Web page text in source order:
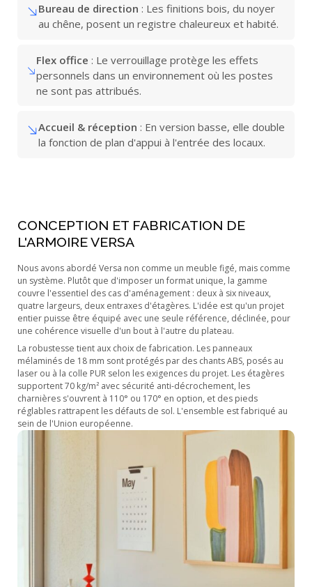
Bureau de direction : Les finitions bois, du noyer
au chêne, posent un registre chaleureux et habité.
Flex office : Le verrouillage protège les effets
personnels dans un environnement où les postes
ne sont pas attribués.
Accueil & réception : En version basse, elle double
la fonction de plan d'appui à l'entrée des locaux.
CONCEPTION ET FABRICATION DE
L'ARMOIRE VERSA
Nous avons abordé Versa non comme un meuble figé, mais comme
un système. Plutôt que d'imposer un format unique, la gamme
couvre l'essentiel des cas d'aménagement : deux à six niveaux,
quatre largeurs, deux entraxes d'étagères. L'idée est qu'un projet
entier puisse être équipé avec une seule référence, déclinée, pour
une cohérence visuelle d'un bout à l'autre du plateau.
La robustesse tient aux choix de fabrication. Les panneaux
mélaminés de 18 mm sont protégés par des chants ABS, posés au
laser ou à la colle PUR selon les exigences du projet. Les étagères
supportent 70 kg/m² avec sécurité anti-décrochement, les
charnières s'ouvrent à 110° ou 170° en option, et des pieds
réglables rattrapent les défauts de sol. L'ensemble est fabriqué au
sein de l'Union européenne.